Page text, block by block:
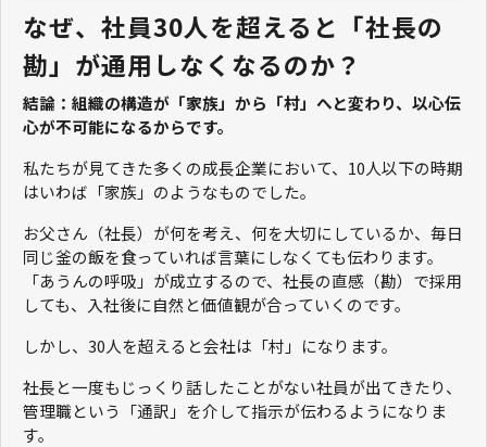
なぜ、社員30人を超えると「社長の
勘」が通用しなくなるのか？
結論：組織の構造が「家族」から「村」へと変わり、以心伝
心が不可能になるからです。
私たちが見てきた多くの成長企業において、10人以下の時期
はいわば「家族」のようなものでした。
お父さん（社長）が何を考え、何を大切にしているか、毎日
同じ釜の飯を食っていれば言葉にしなくても伝わります。
「あうんの呼吸」が成立するので、社長の直感（勘）で採用
しても、入社後に自然と価値観が合っていくのです。
しかし、30人を超えると会社は「村」になります。
社長と一度もじっくり話したことがない社員が出てきたり、
管理職という「通訳」を介して指示が伝わるようになりま
す。